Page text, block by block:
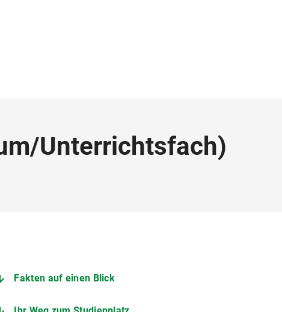
/Unterrichtsfach)
Fakten auf einen Blick